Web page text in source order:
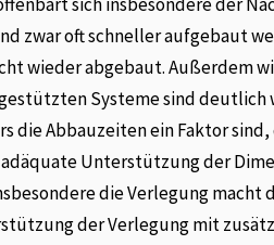
zwar oft schneller aufgebaut
wieder abgebaut. Außerdem
Systeme sind deutlich
die Abbauzeiten ein Faktor
Unterstützung der
die Verlegung
der Verlegung mit